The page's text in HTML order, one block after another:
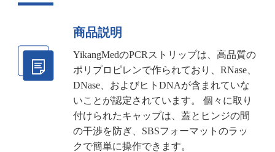
商品説明
YikangMedのPCRストリップは、高品質の
ポリプロピレンで作られており、RNase、
DNase、およびヒトDNAが含まれていな
いことが認定されています。 個々に取り
付けられたキャップは、蓋とヒンジの間
の干渉を防ぎ、SBSフォーマットのラッ
クで簡単に操作できます。